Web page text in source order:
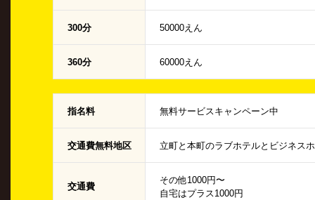
300分 50000えん
360分 60000えん
指名料 無料サービスキャンペーン中
交通費無料地区 立町と本町のラブホテルとビジネス
交通費
その他1000円〜
自宅はプラス1000円